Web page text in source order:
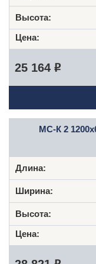
25 164 Р
МС-К 2